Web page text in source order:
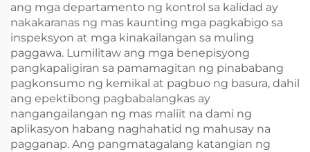
ang mga departamento ng kontrol sa kalidad ay
nakakaranas ng mas kaunting mga pagkabigo sa
inspeksyon at mga kinakailangan sa muling
paggawa. Lumilitaw ang mga benepisyong
pangkapaligiran sa pamamagitan ng pinababang
pagkonsumo ng kemikal at pagbuo ng basura, dahil
ang epektibong pagbabalangkas ay
nangangailangan ng mas maliit na dami ng
aplikasyon habang naghahatid ng mahusay na
pagganap. Ang pangmatagalang katangian ng